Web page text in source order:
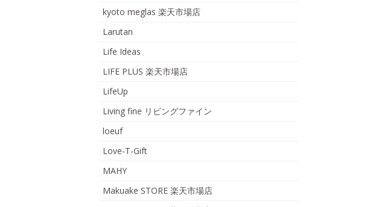
kyoto meglas 楽天市場店
Larutan
Life Ideas
LIFE PLUS 楽天市場店
LifeUp
Living fine リビングファイン
loeuf
Love-T-Gift
MAHY
Makuake STORE 楽天市場店